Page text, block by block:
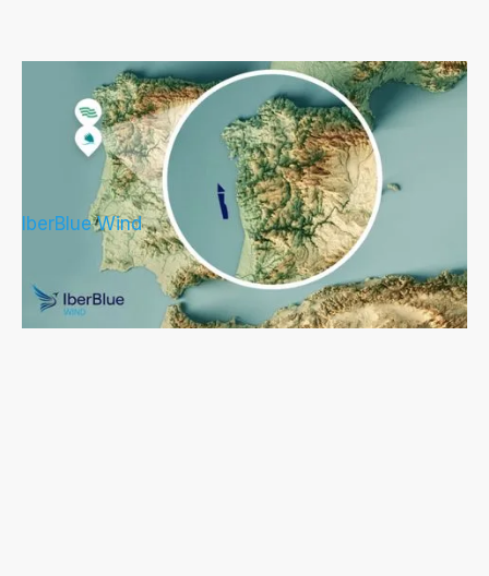
IberBlue Wind proyecta en la frontera
hispano-lusa el primer desarrollo
transfronterizo de eólica marina del sur
de Europa
IberBlue Wind